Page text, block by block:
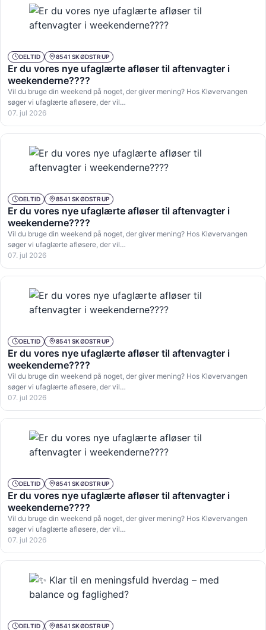
DELTID 8541 SKØDSTRUP
Er du vores nye ufaglærte afløser til aftenvagter i
weekenderne????
Vil du bruge din weekend på noget, der giver mening? Hos Kløvervangen
søger vi ufaglærte afløsere, der vil…
07. jul 2026
DELTID 8541 SKØDSTRUP
Er du vores nye ufaglærte afløser til aftenvagter i
weekenderne????
Vil du bruge din weekend på noget, der giver mening? Hos Kløvervangen
søger vi ufaglærte afløsere, der vil…
07. jul 2026
DELTID 8541 SKØDSTRUP
Er du vores nye ufaglærte afløser til aftenvagter i
weekenderne????
Vil du bruge din weekend på noget, der giver mening? Hos Kløvervangen
søger vi ufaglærte afløsere, der vil…
07. jul 2026
DELTID 8541 SKØDSTRUP
Er du vores nye ufaglærte afløser til aftenvagter i
weekenderne????
Vil du bruge din weekend på noget, der giver mening? Hos Kløvervangen
søger vi ufaglærte afløsere, der vil…
07. jul 2026
DELTID 8541 SKØDSTRUP